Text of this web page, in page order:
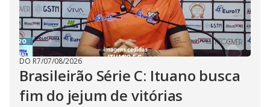
DO R7/07/08/2026
Brasileirão Série C: Ituano busca
fim do jejum de vitórias